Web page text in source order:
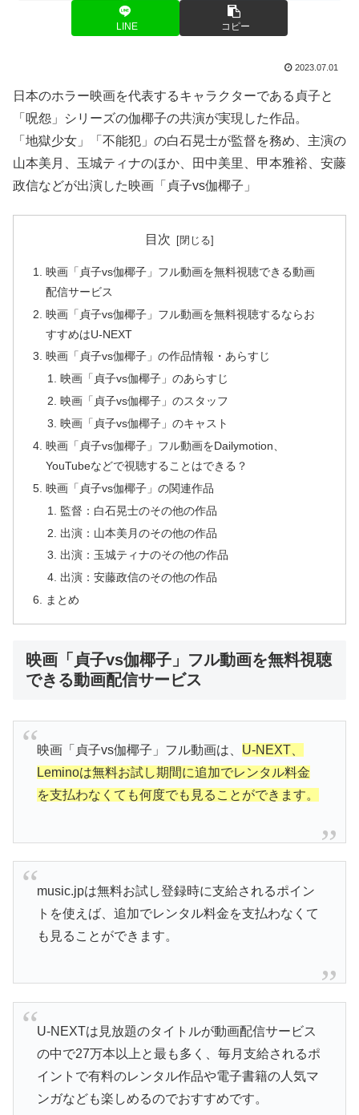
LINE コピー
2023.07.01
日本のホラー映画を代表するキャラクターである貞子と
「呪怨」シリーズの伽椰子の共演が実現した作品。
「地獄少女」「不能犯」の白石晃士が監督を務め、主演の
山本美月、玉城ティナのほか、田中美里、甲本雅裕、安藤
政信などが出演した映画「貞子vs伽椰子」
目次
映画「貞子vs伽椰子」フル動画を無料視聴できる動画
配信サービス
映画「貞子vs伽椰子」フル動画を無料視聴するならお
すすめはU-NEXT
映画「貞子vs伽椰子」の作品情報・あらすじ
映画「貞子vs伽椰子」のあらすじ
映画「貞子vs伽椰子」のスタッフ
映画「貞子vs伽椰子」のキャスト
映画「貞子vs伽椰子」フル動画をDailymotion、
YouTubeなどで視聴することはできる？
映画「貞子vs伽椰子」の関連作品
監督：白石晃士のその他の作品
出演：山本美月のその他の作品
出演：玉城ティナのその他の作品
出演：安藤政信のその他の作品
まとめ
映画「貞子vs伽椰子」フル動画を無料視聴
できる動画配信サービス
映画「貞子vs伽椰子」フル動画は、 U-NEXT、
Leminoは無料お試し期間に追加でレンタル料金
を支払わなくても何度でも見ることができます。
music.jpは無料お試し登録時に支給されるポイン
トを使えば、追加でレンタル料金を支払わなくて
も見ることができます。
U-NEXTは見放題のタイトルが動画配信サービス
の中で27万本以上と最も多く、毎月支給されるポ
イントで有料のレンタル作品や電子書籍の人気マ
ンガなども楽しめるのでおすすめです。